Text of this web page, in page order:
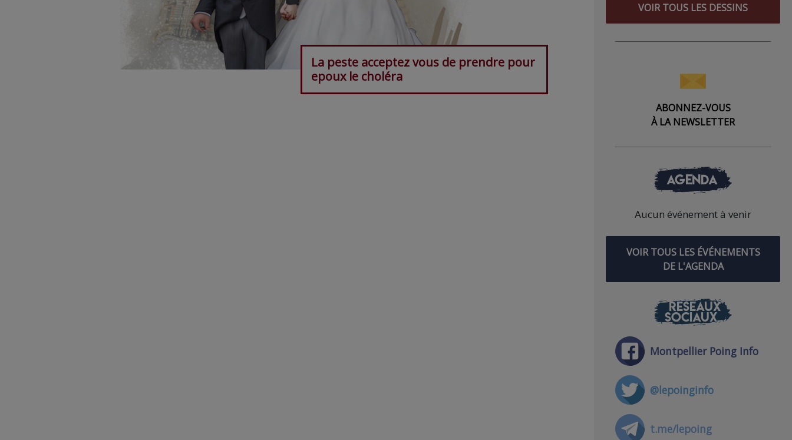
La peste acceptez vous de prendre pour
epoux le choléra
VOIR TOUS LES DESSINS
ABONNEZ-VOUS
À LA NEWSLETTER
AGENDA
Aucun événement à venir
VOIR TOUS LES ÉVÉNEMENTS
DE L'AGENDA
RÉSEAUX
SOCIAUX
Montpellier Poing Info
@lepoinginfo
t.me/lepoing